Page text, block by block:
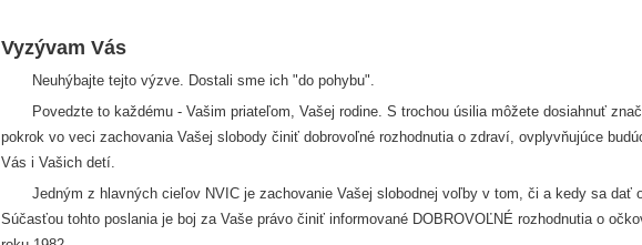
Vyzývam Vás
Neuhýbajte tejto výzve. Dostali sme ich "do pohybu".
Povedzte to každému - Vašim priateľom, Vašej rodine. S trochou úsilia môžete dosiahnuť
pokrok vo veci zachovania Vašej slobody činiť dobrovoľné rozhodnutia o zdraví, ovplyvňujúce
Vás i Vašich detí.
Jedným z hlavných cieľov NVIC je zachovanie Vašej slobodnej voľby v tom, či a kedy sa dať
Súčasťou tohto poslania je boj za Vaše právo činiť informované DOBROVOĽNÉ rozhodnutia o